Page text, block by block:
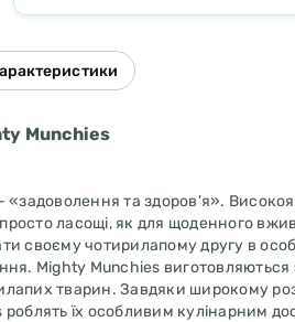
Munchies
- «задоволення та здоров'я».
ласощі, як для щоденного
своєму чотирилапому другу в
Mighty Munchies
тварин. Завдяки широкому
їх особливим кулінарним